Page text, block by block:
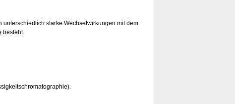
unterschiedlich starke Wechselwirkungen mit dem
besteht.